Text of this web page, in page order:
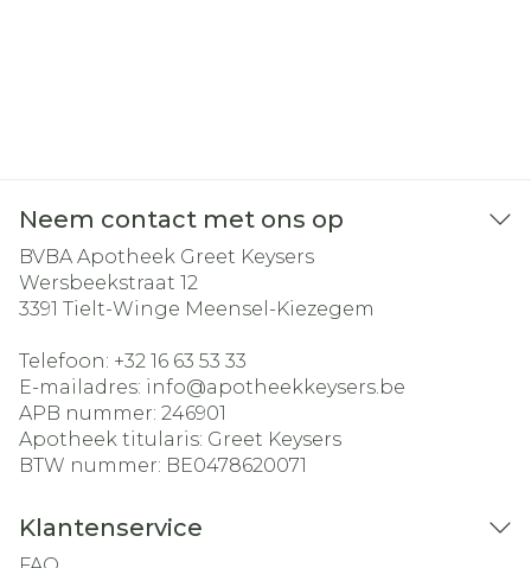
Neem contact met ons op
BVBA Apotheek Greet Keysers
Wersbeekstraat 12
3391 Tielt-Winge Meensel-Kiezegem
Telefoon: +32 16 63 53 33
E-mailadres: info@apotheekkeysers.be
APB nummer: 246901
Apotheek titularis: Greet Keysers
BTW nummer: BE0478620071
Klantenservice